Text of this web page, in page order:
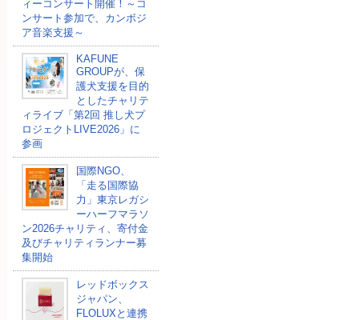
ィーコンサート開催！～コ
ンサート参加で、カンボジ
ア音楽支援～
KAFUNE
GROUPが、保
護犬支援を目的
としたチャリテ
ィライブ「第2回 推し犬プ
ロジェクトLIVE2026」に
参画
国際NGO、
「走る国際協
力」東京レガシ
ーハーフマラソ
ン2026チャリティ、寄付金
及びチャリティランナー募
集開始
レッドボックス
ジャパン、
FLOLUXと連携